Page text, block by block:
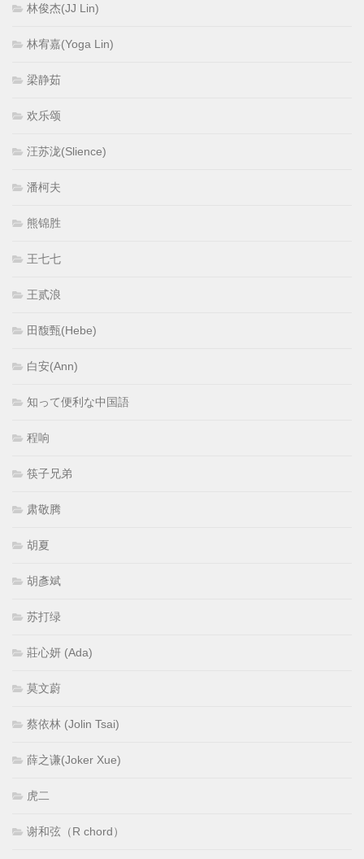
林俊杰(JJ Lin)
林宥嘉(Yoga Lin)
梁静茹
欢乐颂
汪苏泷(Slience)
潘柯夫
熊锦胜
王七七
王贰浪
田馥甄(Hebe)
白安(Ann)
知って便利な中国語
程响
筷子兄弟
肃敬腾
胡夏
胡彥斌
苏打绿
莊心妍 (Ada)
莫文蔚
蔡依林 (Jolin Tsai)
薛之谦(Joker Xue)
虎二
谢和弦（R chord）